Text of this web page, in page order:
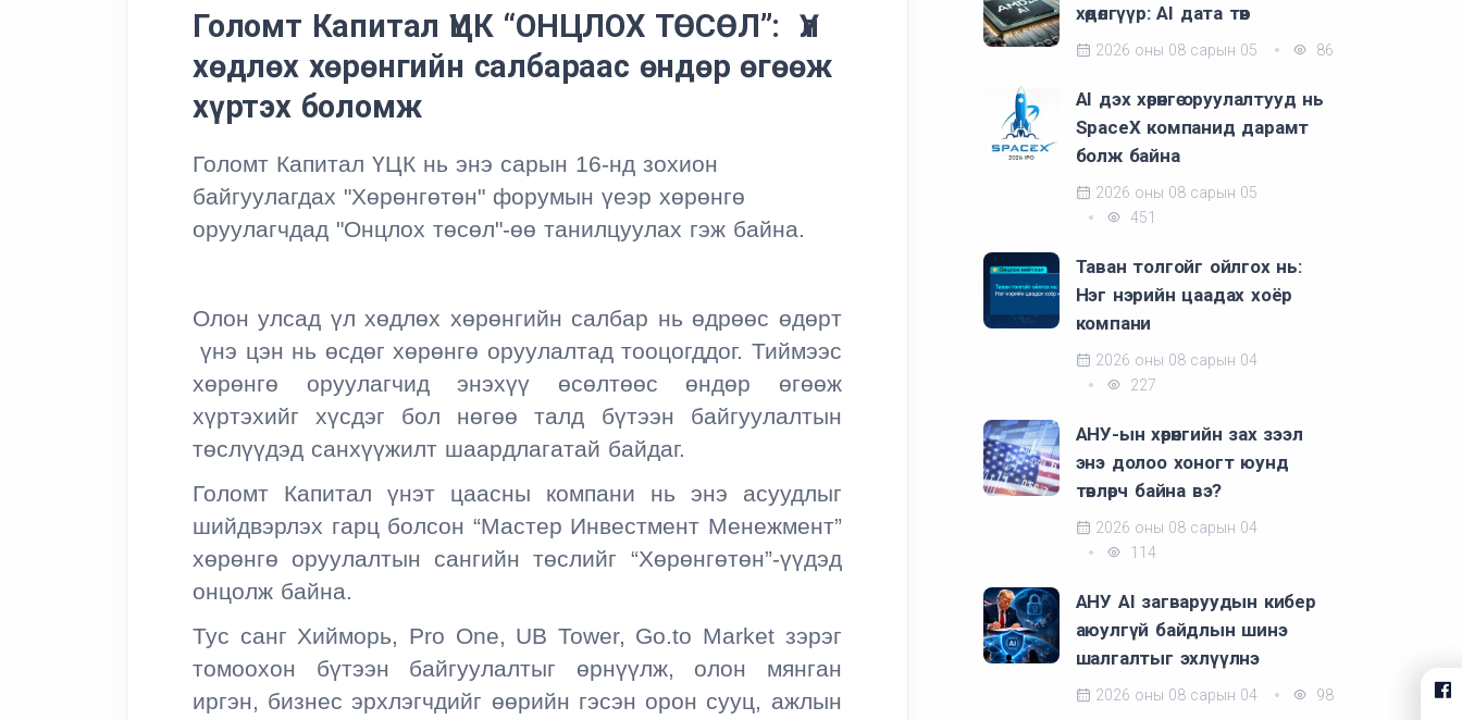
Голомт Капитал ҮЦК “ОНЦЛОХ ТӨСӨЛ”: Үл
хөдлөх хөрөнгийн салбараас өндөр өгөөж
хүртэх боломж
Голомт Капитал ҮЦК нь энэ сарын 16-нд зохион
байгуулагдах "Хөрөнгөтөн" форумын үеэр хөрөнгө
оруулагчдад "Онцлох төсөл"-өө танилцуулах гэж байна.
Олон улсад үл хөдлөх хөрөнгийн салбар нь өдрөөс өдөрт
үнэ цэн нь өсдөг хөрөнгө оруулалтад тооцогддог. Тиймээс
хөрөнгө оруулагчид энэхүү өсөлтөөс өндөр өгөөж
хүртэхийг хүсдэг бол нөгөө талд бүтээн байгуулалтын
төслүүдэд санхүүжилт шаардлагатай байдаг.
Голомт Капитал үнэт цаасны компани нь энэ асуудлыг
шийдвэрлэх гарц болсон “Мастер Инвестмент Менежмент”
хөрөнгө оруулалтын сангийн төслийг “Хөрөнгөтөн”-үүдэд
онцолж байна.
Тус санг Хийморь, Pro One, UB Tower, Go.to Market зэрэг
томоохон бүтээн байгуулалтыг өрнүүлж, олон мянган
иргэн, бизнес эрхлэгчдийг өөрийн гэсэн орон сууц, ажлын
хөдөлгүүр: AI дата төв
2026 оны 08 сарын 05 86
AI дэх хөрөнгө оруулалтууд нь
SpaceX компанид дарамт
болж байна
2026 оны 08 сарын 05
451
Таван толгойг ойлгох нь:
Нэг нэрийн цаадах хоёр
компани
2026 оны 08 сарын 04
227
АНУ-ын хөрөнгийн зах зээл
энэ долоо хоногт юунд
төвлөрч байна вэ?
2026 оны 08 сарын 04
114
АНУ AI загваруудын кибер
аюулгүй байдлын шинэ
шалгалтыг эхлүүлнэ
2026 оны 08 сарын 04 98